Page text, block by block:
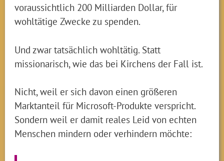
voraussichtlich 200 Milliarden Dollar, für
wohltätige Zwecke zu spenden.
Und zwar tatsächlich wohltätig. Statt
missionarisch, wie das bei Kirchens der Fall ist.
Nicht, weil er sich davon einen größeren
Marktanteil für Microsoft-Produkte verspricht.
Sondern weil er damit reales Leid von echten
Menschen mindern oder verhindern möchte: